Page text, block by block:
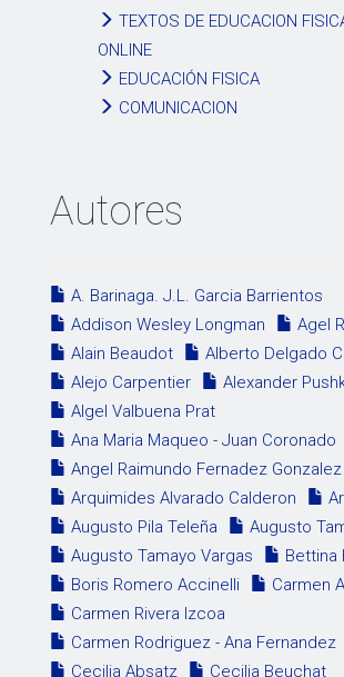
TEXTOS DE EDUCACION
ONLINE
EDUCACIÓN FISICA
COMUNICACION
Autores
A. Barinaga. J.L. Garcia Barrientos
Addison Wesley Longman
Agel
Alain Beaudot
Alberto Delgado
Alejo Carpentier
Alexander
Algel Valbuena Prat
Ana Maria Maqueo - Juan Coronado
Angel Raimundo Fernadez Gonzalez
Arquimides Alvarado Calderon
Augusto Pila Teleña
Augusto
Augusto Tamayo Vargas
Bettina
Boris Romero Accinelli
Carmen
Carmen Rivera Izcoa
Carmen Rodriguez - Ana Fernandez
Cecilia Absatz
Cecilia Beuchat